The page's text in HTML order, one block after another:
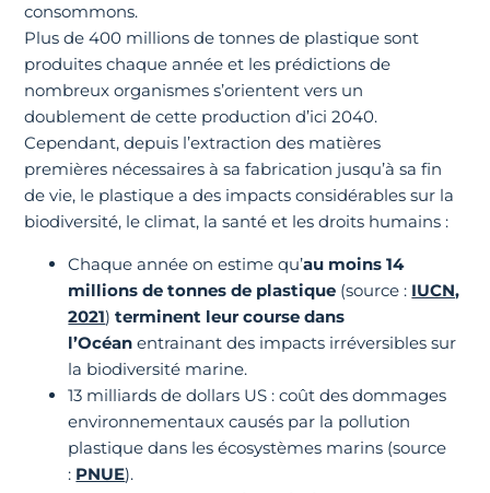
consommons.
Plus de 400 millions de tonnes de plastique sont
produites chaque année et les prédictions de
nombreux organismes s’orientent vers un
doublement de cette production d’ici 2040.
Cependant, depuis l’extraction des matières
premières nécessaires à sa fabrication jusqu’à sa fin
de vie, le plastique a des impacts considérables sur la
biodiversité, le climat, la santé et les droits humains :
Chaque année on estime qu’au moins 14
millions de tonnes de plastique (source : IUCN,
2021)terminent leur course dans
l’Océan entrainant des impacts irréversibles sur
la biodiversité marine.
13 milliards de dollars US : coût des dommages
environnementaux causés par la pollution
plastique dans les écosystèmes marins (source
: PNUE).